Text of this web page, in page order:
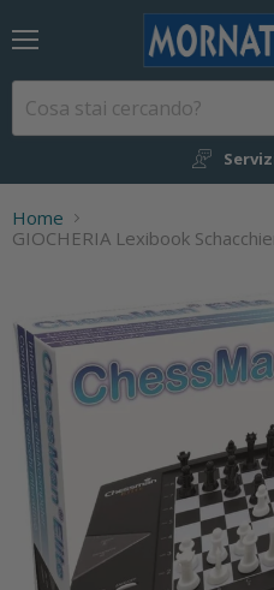
Home
GIOCHERIA Lexibook